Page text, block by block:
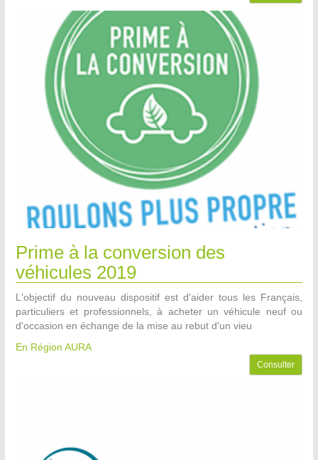
Prime à la conversion des
véhicules 2019
L'objectif du nouveau dispositif est d'aider tous les Français,
particuliers et professionnels, à acheter un véhicule neuf ou
d'occasion en échange de la mise au rebut d'un vieu
En Région AURA
Consulter